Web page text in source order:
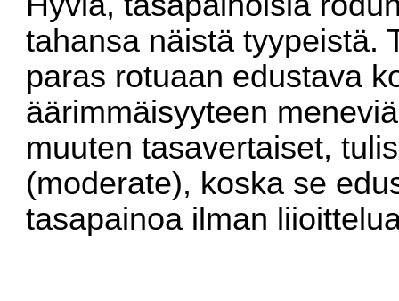
tahansa näistä tyypeistä.
paras rotuaan edustava
äärimmäisyyteen
muuten tasavertaiset,
(moderate), koska se
tasapainoa ilman